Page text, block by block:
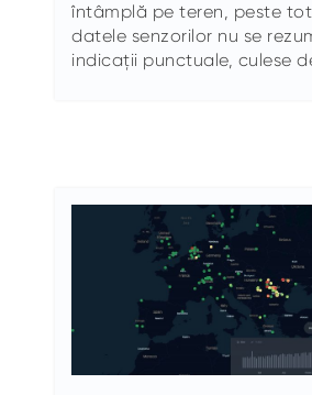
întâmplă pe teren, peste
datele senzorilor nu se
indicații punctuale, culese